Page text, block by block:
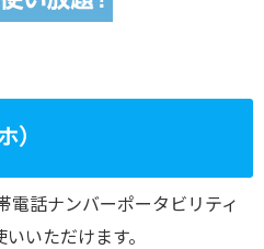
）
電話ナンバーポータビリティ
いただけます。